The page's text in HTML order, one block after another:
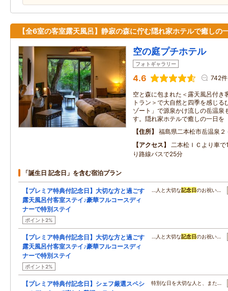
【全6室の客室露天風呂】静寂の森に佇む隠れ家ホテルで癒しの
空の庭プチホテル
フォトギャラリー
4.6 742件
空と森に包まれた＜露天風呂付き
トラン＞で大自然と四季を感じ
ゾート」で源泉かけ流しの岳温泉
す。隠れ家ホテルで癒しの一日を
住所
福島県二本松市岳温泉２
アクセス
二本松ＩＣより車
り路線バスで25分
「誕生日 記念日」を含む宿泊プラン
【プレミア特典付記念日】大切な方と過ごす
露天風呂付客室ステイ♪豪華フルコースディ
ナーで特別ステイ
ポイント2%
…人と大切な記念日のお祝い…
【プレミア特典付記念日】大切な方と過ごす
露天風呂付客室ステイ♪豪華フルコースディ
ナーで特別ステイ
ポイント2%
…人と大切な記念日のお祝い…
【プレミア特典付記念日】シェフ厳選スペシ
特別な日を大切な人と、また…